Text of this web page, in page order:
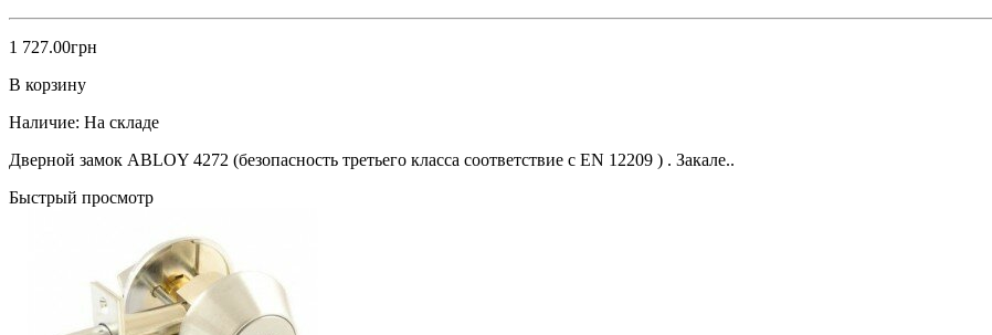
1 727.00грн
В корзину
Наличие: На складе
Дверной замок ABLOY 4272 (безопасность третьего класса соответствие с EN 12209 ) . Закале..
Быстрый просмотр